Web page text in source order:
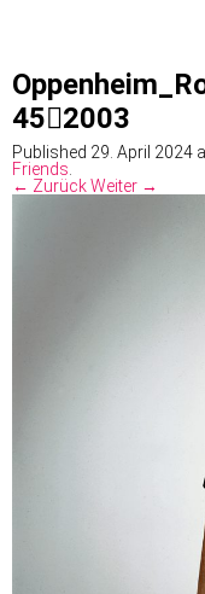
452003
Published 29. April 2024
Friends.
← ZurückWeiter →